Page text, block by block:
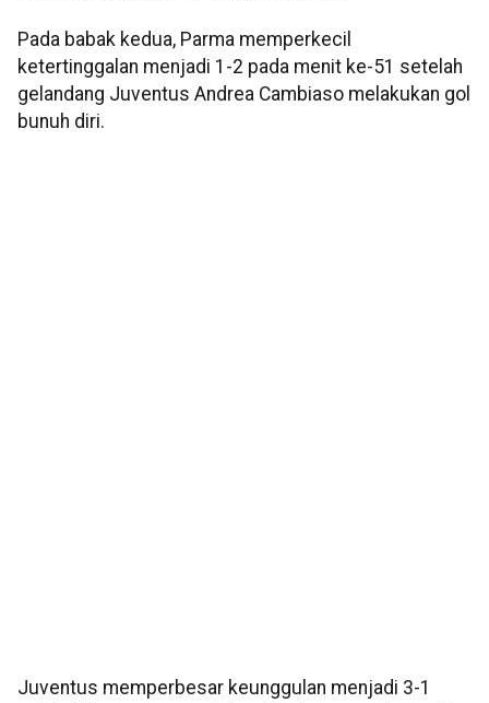
Pada babak kedua, Parma memperkecil
ketertinggalan menjadi 1-2 pada menit ke-51 setelah
gelandang Juventus Andrea Cambiaso melakukan gol
bunuh diri.
Juventus memperbesar keunggulan menjadi 3-1